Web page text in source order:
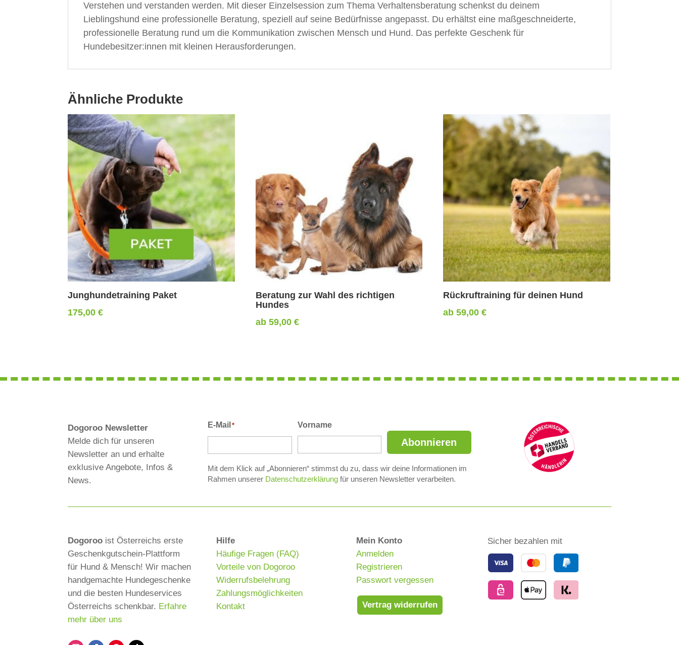
Verstehen und verstanden werden. Mit dieser Einzelsession zum Thema Verhaltensberatung schenkst du deinem
Lieblingshund eine professionelle Beratung, speziell auf seine Bedürfnisse angepasst. Du erhältst eine maßgeschneiderte,
professionelle Beratung rund um die Kommunikation zwischen Mensch und Hund. Das perfekte Geschenk für
Hundebesitzer:innen mit kleinen Herausforderungen.
Ähnliche Produkte
Junghundetraining Paket
175,00€
Beratung zur Wahl des richtigen
Hundes
ab 59,00 €
Rückruftraining für deinen Hund
ab59,00€
Dogoroo Newsletter
Melde dich für unseren
Newsletter an und erhalte
exklusive Angebote, Infos &
News.
E-Mail * Vorname
Abonnieren
A
t
Mit dem Klick auf „Abonnieren“ stimmst du zu, dass wir deine Informationen im
Rahmen unserer Datenschutzerklärung für unseren Newsletter verarbeiten.
Dogoroo ist Österreichs erste
Geschenkgutschein-Plattform
für Hund & Mensch! Wir machen
handgemachte Hundegeschenke
und die besten Hunde­services
Österreichs schenkbar. Erfahre
mehr über uns
Hilfe
Häufige Fragen (FAQ)
Vorteile von Dogoroo
Widerrufsbelehrung
Zahlungsmöglichkeiten
Kontakt
Mein Konto
Anmelden
Registrieren
Passwort vergessen
Vertrag widerrufen
Sicher bezahlen mit